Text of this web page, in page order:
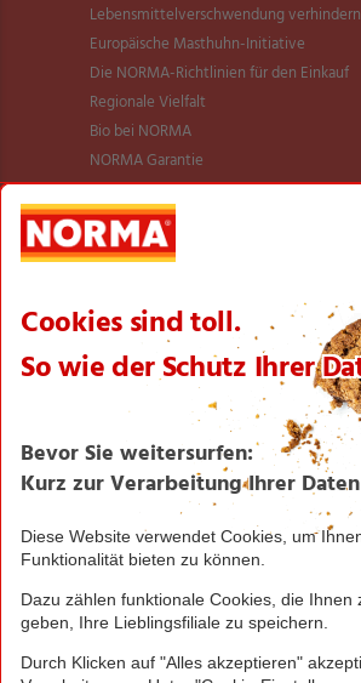
Lebensmittel­verschwendung verhindern
Europäische Masthuhn-Initiative
Die NORMA-Richtlinien für den Einkauf
Regionale Vielfalt
Bio bei NORMA
NORMA Garantie
NORMA Qualität
Verantwortung
Aktionsartikel
Einkaufsliste
Zahlungsabwicklung
NORMA bei Facebook & Instagram
Barrierefreiheitserklärung
Unternehmen
Über NORMA
Organisation
International
Logistik
Filialnetz
Expansion